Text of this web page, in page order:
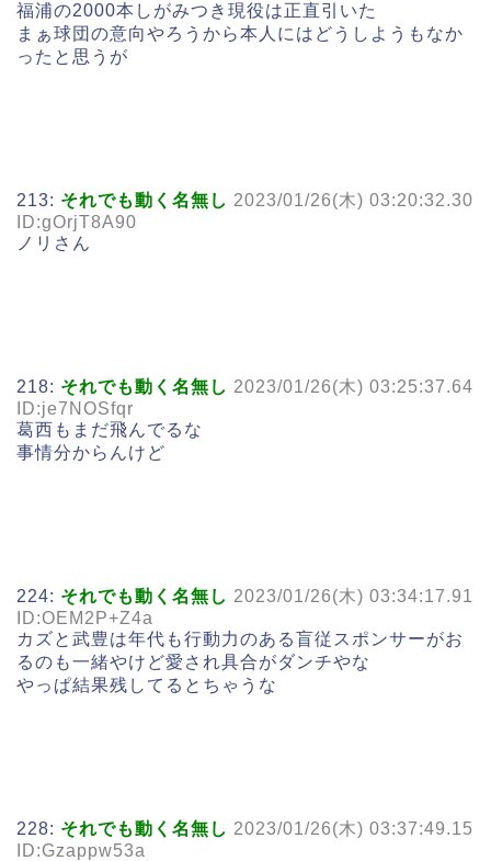
福浦の2000本しがみつき現役は正直引いた
まぁ球団の意向やろうから本人にはどうしようもなか
ったと思うが
213: それでも動く名無し 2023/01/26(木) 03:20:32.30
ID:gOrjT8A90
ノリさん
218: それでも動く名無し 2023/01/26(木) 03:25:37.64
ID:je7NOSfqr
葛西もまだ飛んでるな
事情分からんけど
224: それでも動く名無し 2023/01/26(木) 03:34:17.91
ID:OEM2P+Z4a
カズと武豊は年代も行動力のある盲従スポンサーがお
るのも一緒やけど愛され具合がダンチやな
やっぱ結果残してるとちゃうな
228: それでも動く名無し 2023/01/26(木) 03:37:49.15
ID:Gzappw53a